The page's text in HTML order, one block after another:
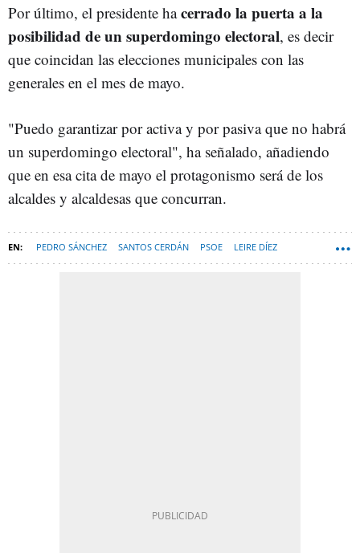
Por último, el presidente hacerrado la puerta a la
posibilidad de un superdomingo electoral, es decir
que coincidan las elecciones municipales con las
generales en el mes de mayo.
"Puedo garantizar por activa y por pasiva que no habrá
un superdomingo electoral", ha señalado, añadiendo
que en esa cita de mayo el protagonismo será de los
alcaldes y alcaldesas que concurran.
PEDRO SÁNCHEZ SANTOS CERDÁN PSOE LEIRE DÍEZ